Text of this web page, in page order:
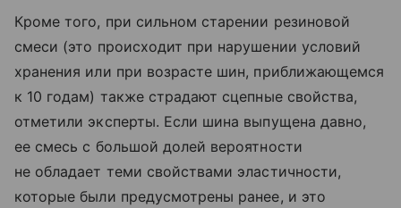
Кроме того, при сильном старении резиновой
смеси (это происходит при нарушении условий
хранения или при возрасте шин, приближающемся
к 10 годам) также страдают сцепные свойства,
отметили эксперты. Если шина выпущена давно,
ее смесь с большой долей вероятности
не обладает теми свойствами эластичности,
которые были предусмотрены ранее, и это